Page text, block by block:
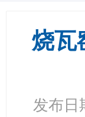
烧瓦
发布日